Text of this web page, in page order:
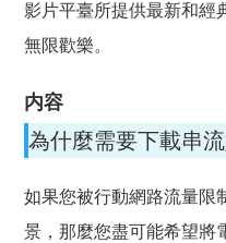
影片平臺所提供最新和經
無限歡樂。
内容
為什麼需要下載串
如果您被行動網路流量限
景，那麼您盡可能希望將